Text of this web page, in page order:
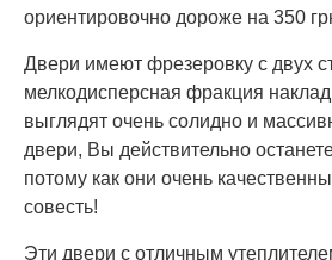
ориентировочно дороже на 350
Двери имеют фрезеровку с двух
мелкодисперсная фракция
выглядят очень солидно и
двери, Вы действительно
потому как они очень
совесть!
Эти двери с отличным